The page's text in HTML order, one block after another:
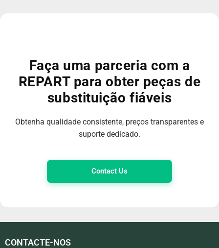
Faça uma parceria com a
REPART para obter peças de
substituição fiáveis
Obtenha qualidade consistente, preços transparentes e
suporte dedicado.
Contact Us
CONTACTE-NOS